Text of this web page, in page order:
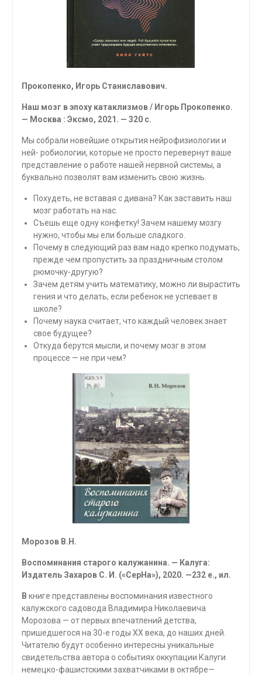
Прокопенко, Игорь Станиславович.
Наш мозг в эпоху катаклизмов / Игорь Проко­пенко.
— Москва : Эксмо, 2021. — 320 с.
Мы собрали новейшие открытия нейрофизиологии и
ней- робиологии, которые не просто перевернут ваше
представле­ние о работе нашей нервной системы, а
буквально позволят вам изменить свою жизнь.
Похудеть, не вставая с дивана? Как заставить наш
мозг работать на нас.
Съешь еще одну конфетку! Зачем нашему мозгу
нужно, чтобы мы ели больше сладкого.
Почему в следующий раз вам надо крепко подумать,
прежде чем пропустить за праздничным столом
рюмоч­ку-другую?
Зачем детям учить математику, можно ли вырастить
ге­ния и что делать, если ребенок не успевает в
школе?
Почему наука считает, что каждый человек знает
свое будущее?
Откуда берутся мысли, и почему мозг в этом
процессе — не при чем?
Морозов В.Н.
Воспоминания старого калужанина. — Калуга:
Издатель Захаров С. И. («СерНа»), 2020. —232 е., ил.
В книге представлены воспоминания известного
калужского садовода Владимира Николаевича
Морозова — от первых впечатлений детства,
пришедшегося на 30-е годы XX века, до наших дней.
Читателю будут особенно интересны уникальные
свидетель­ства автора о событиях оккупации Калуги
немецко-фашистскими захватчиками в ок­тябре—